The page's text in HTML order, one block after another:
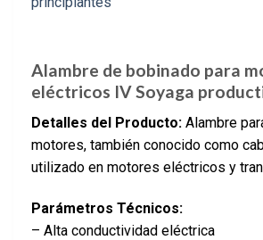
Alambre de bobinado para
eléctricos IV Soyaga
Detalles del Producto: Alambre
motores, también conocido como
utilizado en motores eléctricos y
Parámetros Técnicos:
– Alta conductividad eléctrica